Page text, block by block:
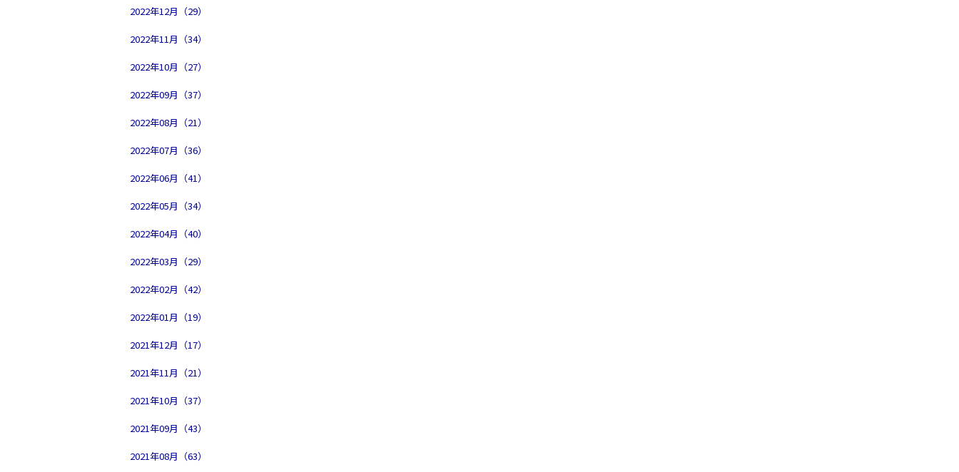
2022年12月（29）
2022年11月（34）
2022年10月（27）
2022年09月（37）
2022年08月（21）
2022年07月（36）
2022年06月（41）
2022年05月（34）
2022年04月（40）
2022年03月（29）
2022年02月（42）
2022年01月（19）
2021年12月（17）
2021年11月（21）
2021年10月（37）
2021年09月（43）
2021年08月（63）